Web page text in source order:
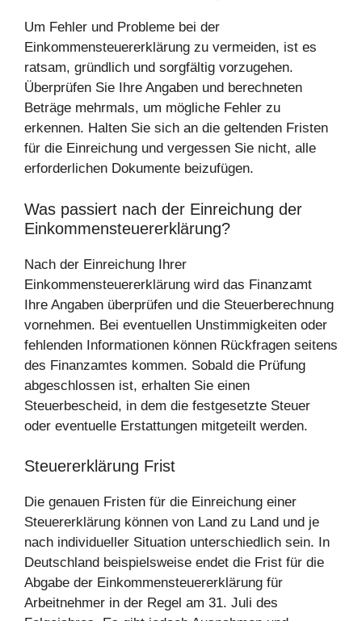
Um Fehler und Probleme bei der
Einkommensteuererklärung zu vermeiden, ist es
ratsam, gründlich und sorgfältig vorzugehen.
Überprüfen Sie Ihre Angaben und berechneten
Beträge mehrmals, um mögliche Fehler zu
erkennen. Halten Sie sich an die geltenden Fristen
für die Einreichung und vergessen Sie nicht, alle
erforderlichen Dokumente beizufügen.
Was passiert nach der Einreichung der
Einkommensteuererklärung?
Nach der Einreichung Ihrer
Einkommensteuererklärung wird das Finanzamt
Ihre Angaben überprüfen und die Steuerberechnung
vornehmen. Bei eventuellen Unstimmigkeiten oder
fehlenden Informationen können Rückfragen seitens
des Finanzamtes kommen. Sobald die Prüfung
abgeschlossen ist, erhalten Sie einen
Steuerbescheid, in dem die festgesetzte Steuer
oder eventuelle Erstattungen mitgeteilt werden.
Steuererklärung Frist
Die genauen Fristen für die Einreichung einer
Steuererklärung können von Land zu Land und je
nach individueller Situation unterschiedlich sein. In
Deutschland beispielsweise endet die Frist für die
Abgabe der Einkommensteuererklärung für
Arbeitnehmer in der Regel am 31. Juli des